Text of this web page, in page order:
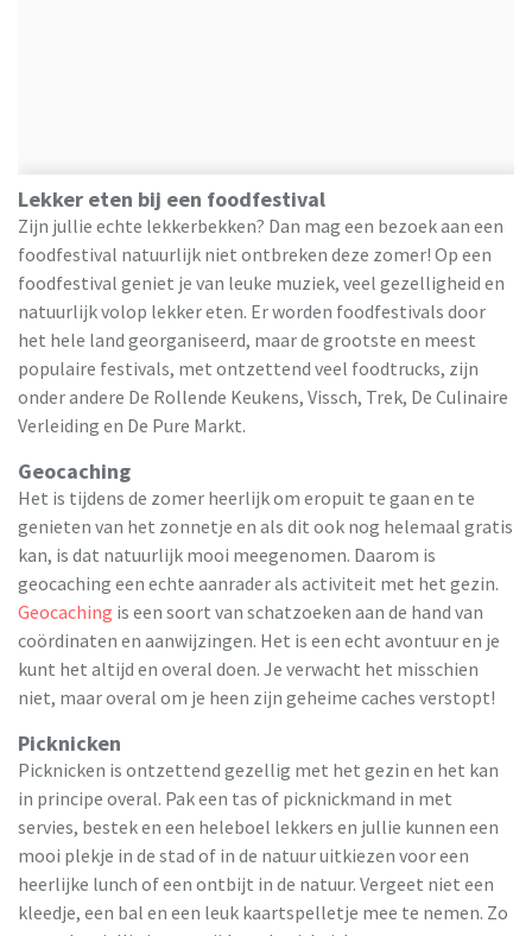
Lekker eten bij een foodfestival
Zijn jullie echte lekkerbekken? Dan mag een bezoek aan een
foodfestival natuurlijk niet ontbreken deze zomer! Op een
foodfestival geniet je van leuke muziek, veel gezelligheid en
natuurlijk volop lekker eten. Er worden foodfestivals door
het hele land georganiseerd, maar de grootste en meest
populaire festivals, met ontzettend veel foodtrucks, zijn
onder andere De Rollende Keukens, Vissch, Trek, De Culinaire
Verleiding en De Pure Markt.
Geocaching
Het is tijdens de zomer heerlijk om eropuit te gaan en te
genieten van het zonnetje en als dit ook nog helemaal gratis
kan, is dat natuurlijk mooi meegenomen. Daarom is
geocaching een echte aanrader als activiteit met het gezin.
Geocaching is een soort van schatzoeken aan de hand van
coördinaten en aanwijzingen. Het is een echt avontuur en je
kunt het altijd en overal doen. Je verwacht het misschien
niet, maar overal om je heen zijn geheime caches verstopt!
Picknicken
Picknicken is ontzettend gezellig met het gezin en het kan
in principe overal. Pak een tas of picknickmand in met
servies, bestek en een heleboel lekkers en jullie kunnen een
mooi plekje in de stad of in de natuur uitkiezen voor een
heerlijke lunch of een ontbijt in de natuur. Vergeet niet een
kleedje, een bal en een leuk kaartspelletje mee te nemen. Zo